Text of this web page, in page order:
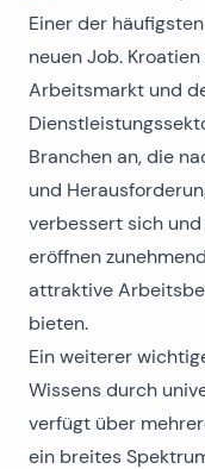
Einer der
neuen Job.
Arbeitsmarkt und
Branchen an, die
und
verbessert sich
eröffnen
attraktive
bieten.
Ein weiterer
Wissens durch
verfügt über
ein breites